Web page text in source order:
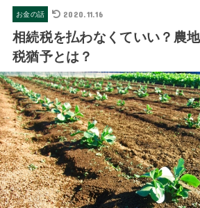
お金の話 2020.11.16
相続税を払わなくていい？農
税猶予とは？